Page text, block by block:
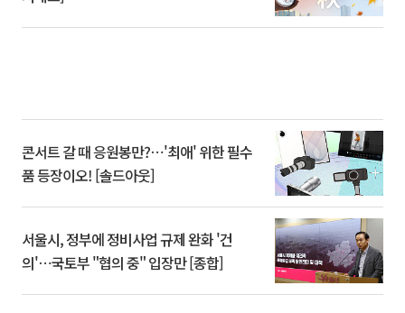
콘서트 갈 때 응원봉만?⋯'최애' 위한 필수
품 등장이오! [솔드아웃]
서울시, 정부에 정비사업 규제 완화 '건
의'⋯국토부 "협의 중" 입장만 [종합]